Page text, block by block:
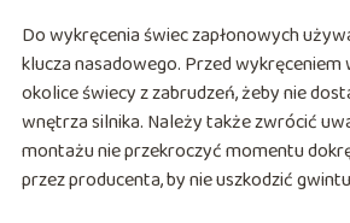
Do wykręcenia świec zapłonowych
klucza nasadowego. Przed
okolice świecy z zabrudzeń, żeby nie
wnętrza silnika. Należy także zwrócić
montażu nie przekroczyć momentu
przez producenta, by nie uszkodzić